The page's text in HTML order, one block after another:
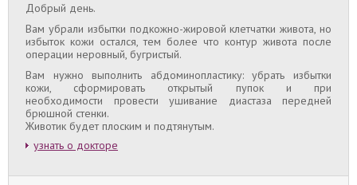
Добрый день.
Вам убрали избытки подкожно-жировой клетчатки живота, но
избыток кожи остался, тем более что контур живота после
операции неровный, бугристый.
Вам нужно выполнить абдоминопластику: убрать избытки
кожи, сформировать открытый пупок и при
необходимости провести ушивание диастаза передней
брюшной стенки.
Животик будет плоским и подтянутым.
узнать о докторе